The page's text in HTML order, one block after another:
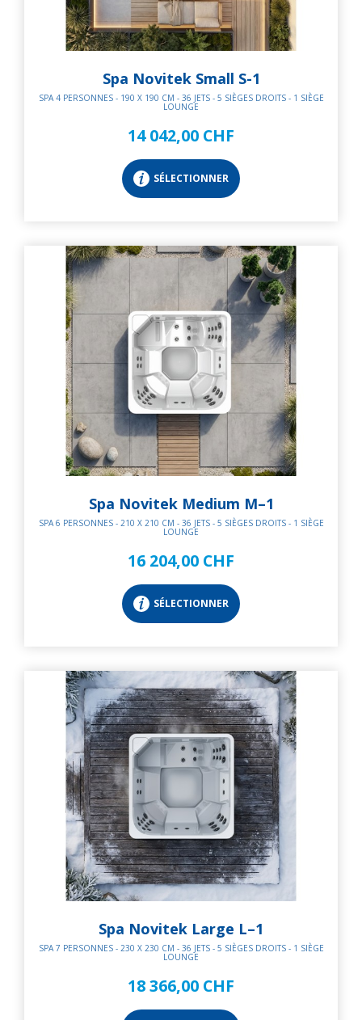
Spa Novitek Small S-1
SPA 4 PERSONNES - 190 X 190 CM - 36 JETS - 5 SIÈGES DROITS - 1 SIÈGE
LOUNGE
14 042,00 CHF
SÉLECTIONNER
Spa Novitek Medium M–1
SPA 6 PERSONNES - 210 X 210 CM - 36 JETS - 5 SIÈGES DROITS - 1 SIÈGE
LOUNGE
16 204,00 CHF
SÉLECTIONNER
Spa Novitek Large L–1
SPA 7 PERSONNES - 230 X 230 CM - 36 JETS - 5 SIÈGES DROITS - 1 SIÈGE
LOUNGE
18 366,00 CHF